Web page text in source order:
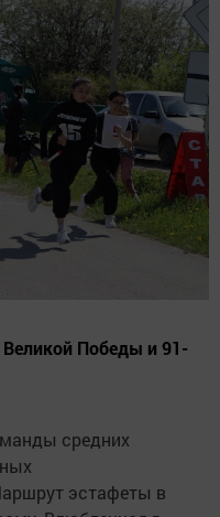
Победы и 91-
средних
эстафеты в